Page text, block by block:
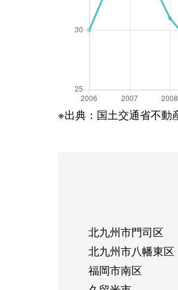
※出典：国土交通省不動
北九州市門司区
北九州市八幡東区
福岡市南区